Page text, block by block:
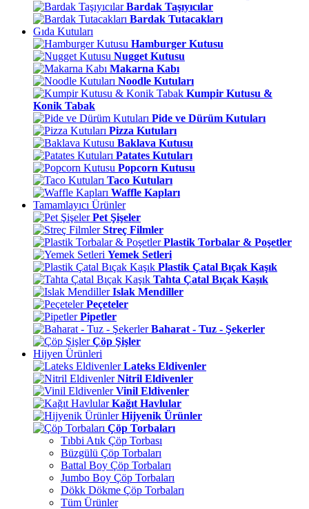
Bardak Taşıyıcılar
Bardak Tutacakları
Gıda Kutuları
Hamburger Kutusu
Nugget Kutusu
Makarna Kabı
Noodle Kutuları
Kumpir Kutusu &
Konik Tabak
Pide ve Dürüm Kutuları
Pizza Kutuları
Baklava Kutusu
Patates Kutuları
Popcorn Kutusu
Taco Kutuları
Waffle Kapları
Tamamlayıcı Ürünler
Pet Şişeler
Streç Filmler
Plastik Torbalar & Poşetler
Yemek Setleri
Plastik Çatal Bıçak Kaşık
Tahta Çatal Bıçak Kaşık
Islak Mendiller
Peçeteler
Pipetler
Baharat - Tuz - Şekerler
Çöp Şişler
Hijyen Ürünleri
Lateks Eldivenler
Nitril Eldivenler
Vinil Eldivenler
Kağıt Havlular
Hijyenik Ürünler
Çöp Torbaları
Tıbbi Atık Çöp Torbası
Büzgülü Çöp Torbaları
Battal Boy Çöp Torbaları
Jumbo Boy Çöp Torbaları
Dökk Dökme Çöp Torbaları
Tüm Ürünler